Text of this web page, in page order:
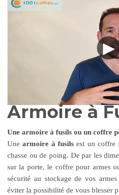
▶
Armoire à
Une armoire à fusils ou un coffre
Unearmoire à fusils est un coffre
chasse ou de poing. De par les
sur la porte, le coffre pour armes
sécurité au stockage de vos
éviter la possibilité de vous blesser